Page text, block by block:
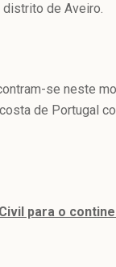
distrito de Aveiro.
se neste
de Portugal
para o